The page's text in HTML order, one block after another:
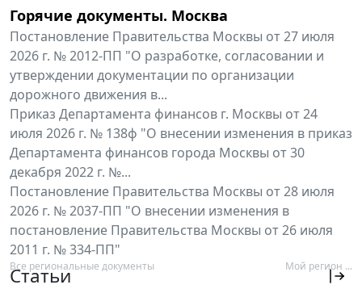
Горячие документы. Москва
Постановление Правительства Москвы от 27 июля
2026 г. № 2012-ПП "О разработке, согласовании и
утверждении документации по организации
дорожного движения в...
Приказ Департамента финансов г. Москвы от 24
июля 2026 г. № 138ф "О внесении изменения в приказ
Департамента финансов города Москвы от 30
декабря 2022 г. №...
Постановление Правительства Москвы от 28 июля
2026 г. № 2037-ПП "О внесении изменения в
постановление Правительства Москвы от 26 июля
2011 г. № 334-ПП"
Все региональные документы Мой регион ...
Статьи